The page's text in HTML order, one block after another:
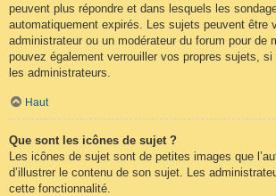
peuvent plus répondre et dans lesquels les
automatiquement expirés. Les sujets peuvent être
administrateur ou un modérateur du forum pour de
pouvez également verrouiller vos propres sujets,
les administrateurs.
Haut
Que sont les icônes de sujet ?
Les icônes de sujet sont de petites images que
d’illustrer le contenu de son sujet. Les
cette fonctionnalité.